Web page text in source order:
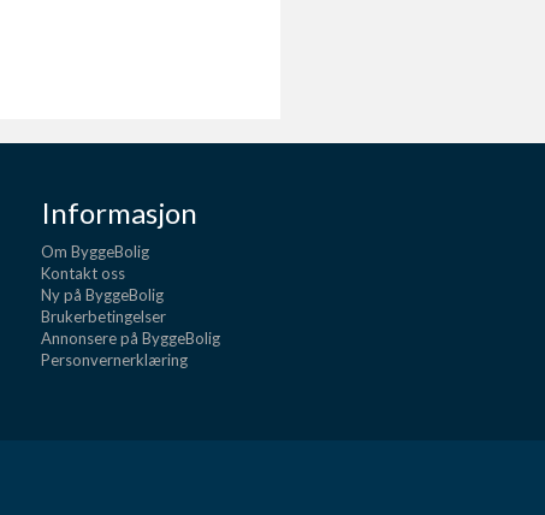
Informasjon
Om ByggeBolig
Kontakt oss
Ny på ByggeBolig
Brukerbetingelser
Annonsere på ByggeBolig
Personvernerklæring